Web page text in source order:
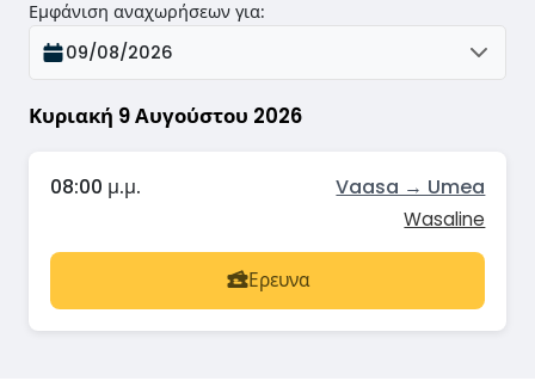
Κυριακή 9 Αυγούστου 2026
Εμφάνιση αναχωρήσεων για:
09/08/2026
08:00 μ.μ. Vaasa → Umea
Wasaline
Ερευνα